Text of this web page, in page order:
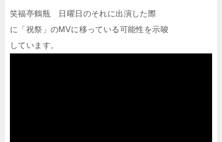
笑福亭鶴瓶 日曜日のそれに出演した際
に「祝祭」のMVに移っている可能性を示唆
しています。